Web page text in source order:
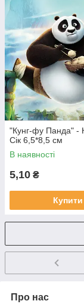
"Кунг-фу Панда" -
Сік 6,5*8,5 см
В наявності
5,10 ₴
Купити
Про нас